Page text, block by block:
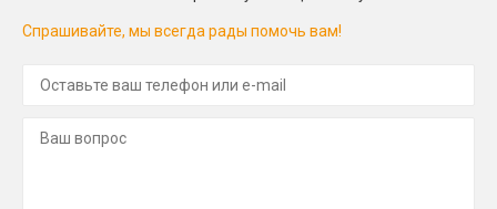
Спрашивайте, мы всегда рады помочь вам!